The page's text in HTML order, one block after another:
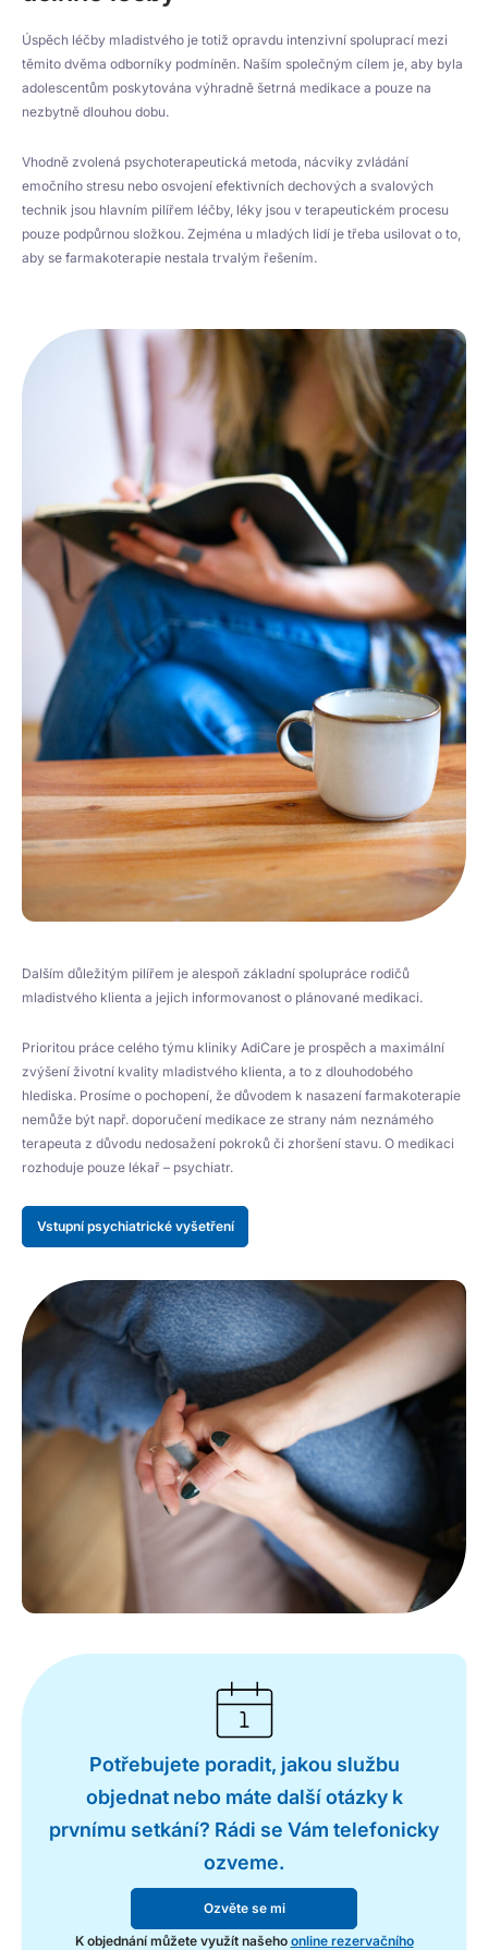
Úspěch léčby mladistvého je totiž opravdu intenzivní spoluprací mezi
těmito dvěma odborníky podmíněn. Naším společným cílem je, aby byla
adolescentům poskytována výhradně šetrná medikace a pouze na
nezbytně dlouhou dobu.
Vhodně zvolená psychoterapeutická metoda, nácviky zvládání
emočního stresu nebo osvojení efektivních dechových a svalových
technik jsou hlavním pilířem léčby, léky jsou v terapeutickém procesu
pouze podpůrnou složkou. Zejména u mladých lidí je třeba usilovat o to,
aby se farmakoterapie nestala trvalým řešením.
Dalším důležitým pilířem je alespoň základní spolupráce rodičů
mladistvého klienta a jejich informovanost o plánované medikaci.
Prioritou práce celého týmu kliniky AdiCare je prospěch a maximální
zvýšení životní kvality mladistvého klienta, a to z dlouhodobého
hlediska. Prosíme o pochopení, že důvodem k nasazení farmakoterapie
nemůže být např. doporučení medikace ze strany nám neznámého
terapeuta z důvodu nedosažení pokroků či zhoršení stavu. O medikaci
rozhoduje pouze lékař – psychiatr.
Vstupní psychiatrické vyšetření
Potřebujete poradit, jakou službu
objednat nebo máte další otázky k
prvnímu setkání? Rádi se Vám telefonicky
ozveme.
Ozvěte se mi
K objednání můžete využít našeho online rezervačního